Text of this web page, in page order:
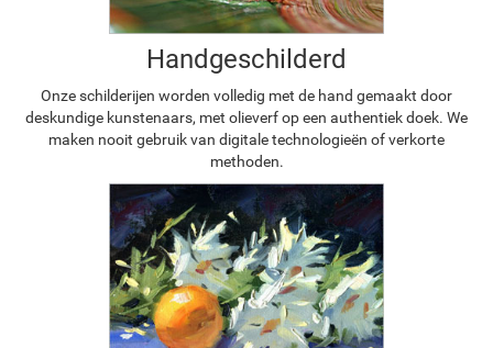
Handgeschilderd
Onze schilderijen worden volledig met de hand gemaakt door
deskundige kunstenaars, met olieverf op een authentiek doek. We
maken nooit gebruik van digitale technologieën of verkorte
methoden.